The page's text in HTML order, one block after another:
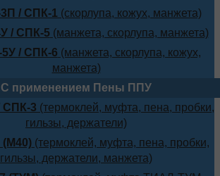
/ СПК-1 (скорлупа, кожух, манжета)
/ СПК-5 (манжета, скорлупа, манжета)
/ СПК-6 (манжета, скорлупа, кожух,
манжета)
С применением Пены ППУ
СПК-3 (термоклей, муфта, пена, пробки,
гильзы, держатели)
(термоклей, муфта, пена, пробки,
гильзы, держатели, манжета)